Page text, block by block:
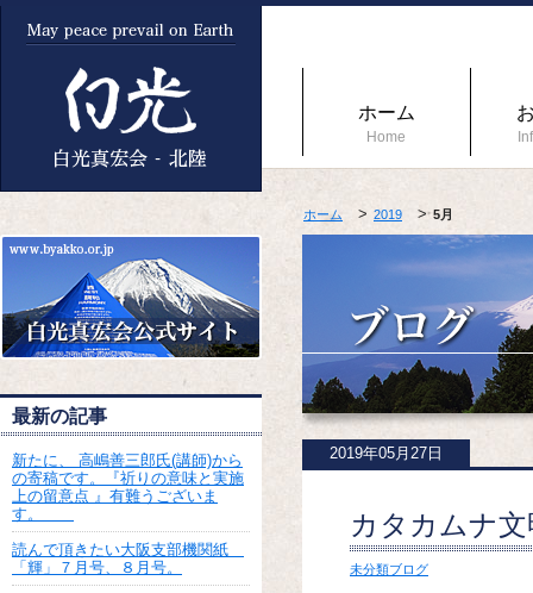
ホーム
Home
ホーム 2019 5月
2019年05月27日
カタカムナ
未分類ブログ
最新の記事
新たに、 高嶋善三郎氏(講師)から
の寄稿です。『祈りの意味と実施
上の留意点 』有難うございま
す。
読んで頂きたい大阪支部機関紙
「輝」７月号、８月号。